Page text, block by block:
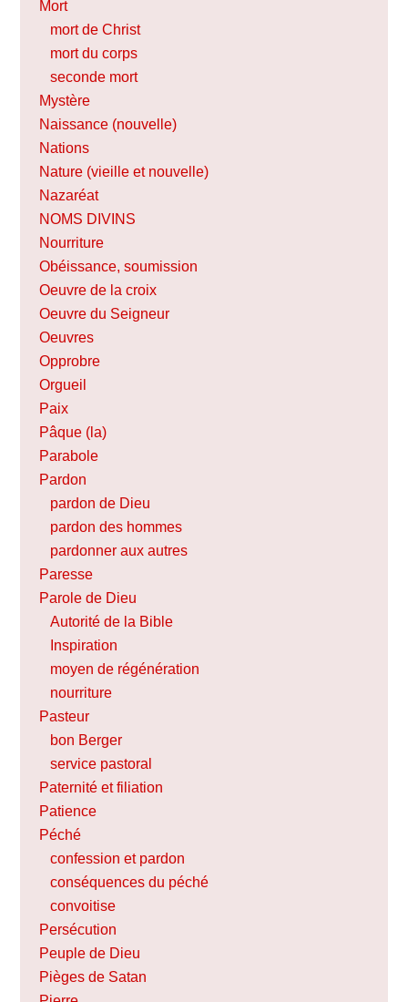
Mort
mort de Christ
mort du corps
seconde mort
Mystère
Naissance (nouvelle)
Nations
Nature (vieille et nouvelle)
Nazaréat
NOMS DIVINS
Nourriture
Obéissance, soumission
Oeuvre de la croix
Oeuvre du Seigneur
Oeuvres
Opprobre
Orgueil
Paix
Pâque (la)
Parabole
Pardon
pardon de Dieu
pardon des hommes
pardonner aux autres
Paresse
Parole de Dieu
Autorité de la Bible
Inspiration
moyen de régénération
nourriture
Pasteur
bon Berger
service pastoral
Paternité et filiation
Patience
Péché
confession et pardon
conséquences du péché
convoitise
Persécution
Peuple de Dieu
Pièges de Satan